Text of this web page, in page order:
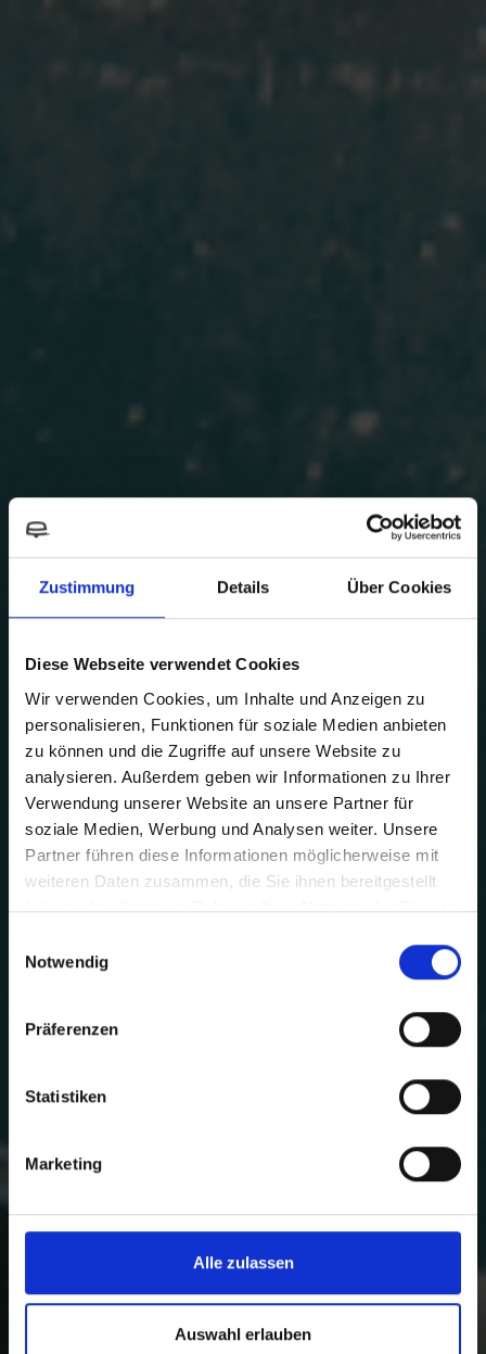
Zustimmung Details Über Cookies
Diese Webseite verwendet Cookies
Wir verwenden Cookies, um Inhalte und Anzeigen zu
personalisieren, Funktionen für soziale Medien anbieten
zu können und die Zugriffe auf unsere Website zu
analysieren. Außerdem geben wir Informationen zu Ihrer
Verwendung unserer Website an unsere Partner für
soziale Medien, Werbung und Analysen weiter. Unsere
Partner führen diese Informationen möglicherweise mit
weiteren Daten zusammen, die Sie ihnen bereitgestellt
haben oder die sie im Rahmen Ihrer Nutzung der Dienste
Notwendig
Präferenzen
Statistiken
Marketing
Alle zulassen
Auswahl erlauben
ADVENTURES